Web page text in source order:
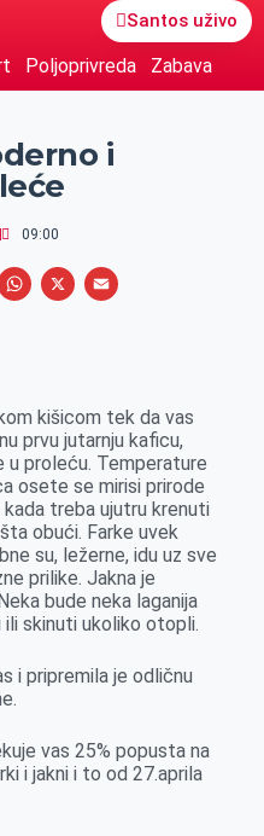
Santos uživo
Poljoprivreda Zabava
i
09:00
W
s
A
p
p
X
E
l
kišicom tek da vas
prvu jutarnju kaficu,
proleću. Temperature
osete se mirisi prirode
treba ujutru krenuti
obući. Farke uvek
su, ležerne, idu uz sve
prilike. Jakna je
bude neka laganija
skinuti ukoliko otopli.
i pripremila je odličnu
vas 25% popusta na
i jakni i to od 27.aprila